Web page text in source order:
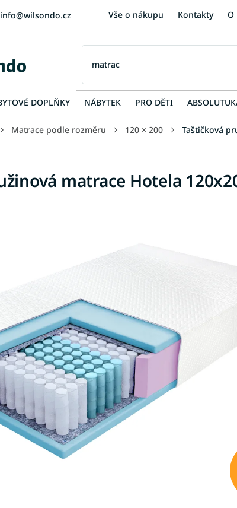
info@wilsondo.cz Vše o nákupu Kontakty O
DOPLŇKY NÁBYTEK PRO DĚTI
Matrace podle rozměru 120 × 200 Taštičková
matrace Hotela